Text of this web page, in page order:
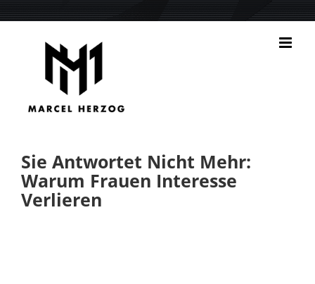
Sie Antwortet Nicht Mehr:
Warum Frauen Interesse
Verlieren